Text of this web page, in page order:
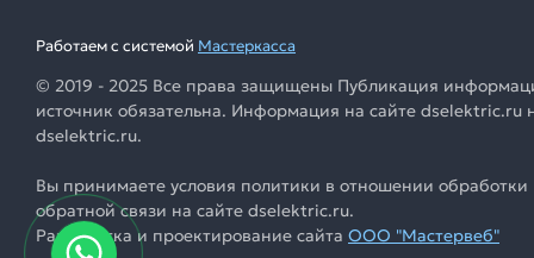
Работаем с системой Мастеркасса
© 2019 - 2025 Все права защищены Публикация
источник обязательна. Информация на сайте dselektric.ru
dselektric.ru.
Вы принимаете условия политики в отношении
обратной связи на сайте dselektric.ru.
Разработка и проектирование сайта ООО "Мастервеб"